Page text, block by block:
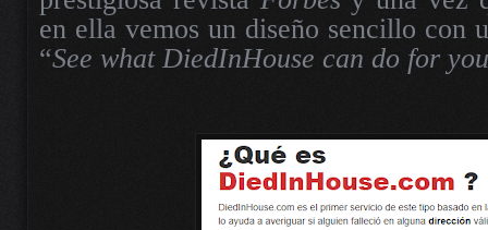
en ella vemos un diseño sencillo con
“See what DiedInHouse can do for